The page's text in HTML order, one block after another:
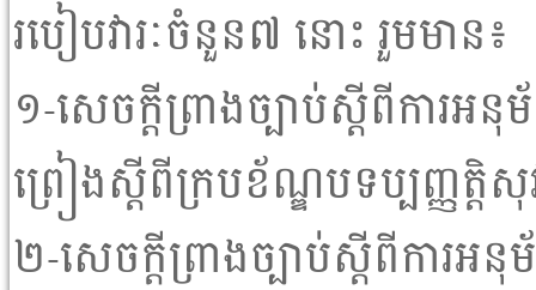
របៀបវារៈចំនួន៧ នោះ រួមមាន៖
១-សេចក្តីព្រាងច្បាប់ស្តីពីការ
ព្រៀងស្តីពីក្របខ័ណ្ឌបទប្បញ្ញត្តិសុ
២-សេចក្តីព្រាងច្បាប់ស្តីពីការអ